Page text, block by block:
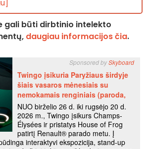
gali būti dirbtinio intelekto
daugiau informacijos čia.